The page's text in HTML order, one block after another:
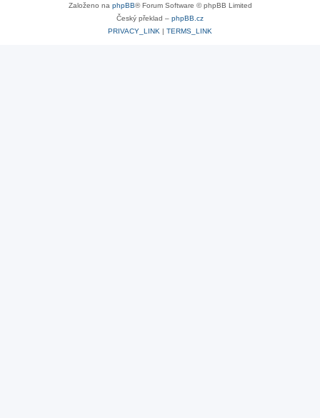
Založeno na phpBB® Forum Software © phpBB Limited
Český překlad – phpBB.cz
PRIVACY_LINK | TERMS_LINK